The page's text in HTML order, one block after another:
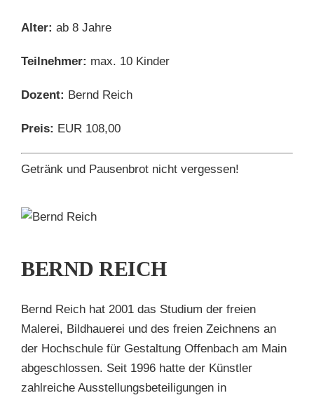
Alter: ab 8 Jahre
Teilnehmer: max. 10 Kinder
Dozent: Bernd Reich
Preis: EUR 108,00
Getränk und Pausenbrot nicht vergessen!
BERND REICH
Bernd Reich hat 2001 das Studium der freien
Malerei, Bildhauerei und des freien Zeichnens an
der Hochschule für Gestaltung Offenbach am Main
abgeschlossen. Seit 1996 hatte der Künstler
zahlreiche Ausstellungsbeteiligungen in